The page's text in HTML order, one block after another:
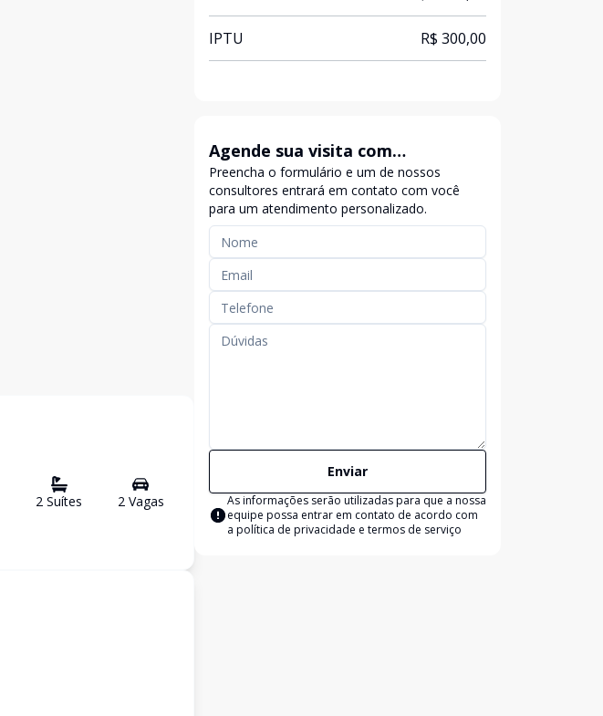
2 Suítes 2Vagas
IPTU R$ 300,00
Agende sua visita com
exclusividade
Preencha o formulário e um de nossos
consultores entrará em contato com você
para um atendimento personalizado.
Enviar
As informações serão utilizadas para que a nossa
equipe possa entrar em contato de acordo com
a política de privacidade e termos de serviço